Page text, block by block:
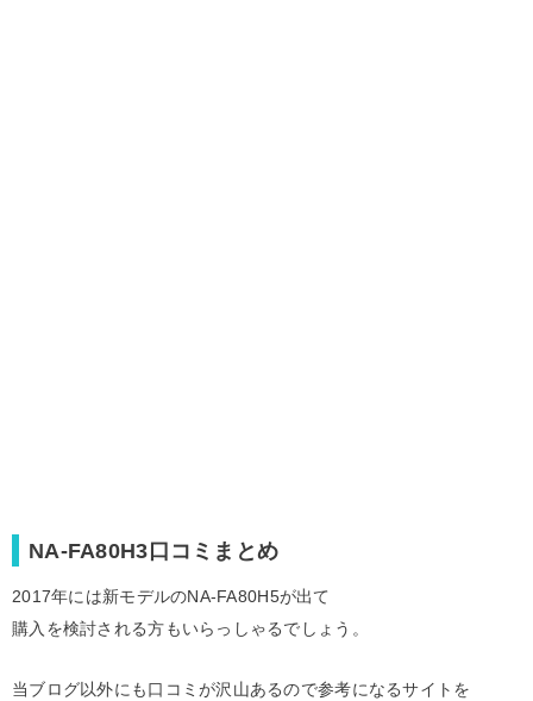
NA-FA80H3口コミまとめ
2017年には新モデルのNA-FA80H5が出て
購入を検討される方もいらっしゃるでしょう。
当ブログ以外にも口コミが沢山あるので参考になるサイトを